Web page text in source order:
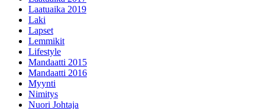
Laatuaika 2019
Laki
Lapset
Lemmikit
Lifestyle
Mandaatti 2015
Mandaatti 2016
Myynti
Nimitys
Nuori Johtaja